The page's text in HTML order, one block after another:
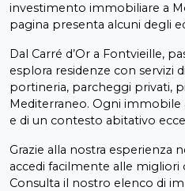
investimento immobiliare a
pagina presenta alcuni degli
Dal Carré d’Or a Fontvieille,
esplora residenze con servizi
portineria, parcheggi privati,
Mediterraneo. Ogni immobile
e di un contesto abitativo
Grazie alla nostra
accedi facilmente alle
Consulta il nostro elenco di